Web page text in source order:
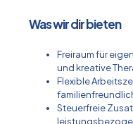
Was wir dir bieten
Freiraum für
und kreative
Flexible
Steuerfreie